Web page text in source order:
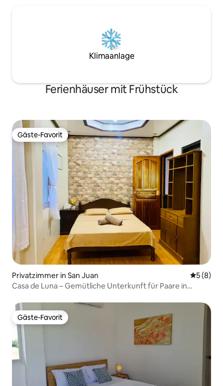
Klimaanlage
Ferienhäuser mit Frühstück
Gäste-Favorit
Gäste-Favorit
Privatzimmer in San Juan
5 (8)
Casa de Luna – Gemütliche Unterkunft für Paare in
Gäste-Favorit
Gäste-Favorit